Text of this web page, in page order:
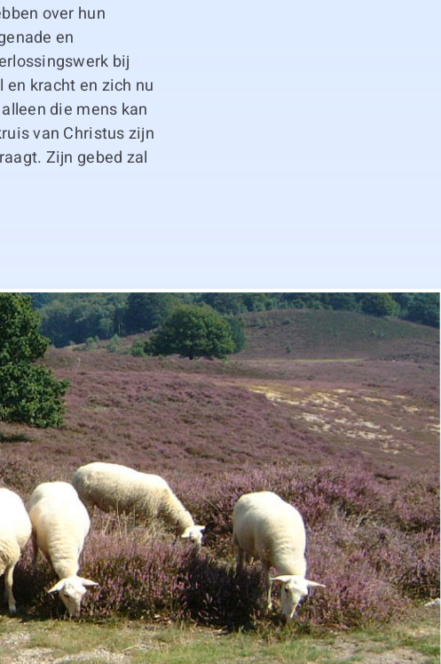
over hun
en
bij
kracht en zich nu
die mens kan
van Christus zijn
Zijn gebed zal